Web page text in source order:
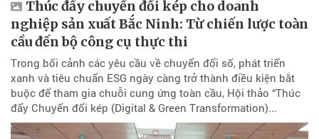
Thúc đẩy chuyển đổi kép cho doanh
nghiệp sản xuất Bắc Ninh: Từ chiến lược toàn
cầu đến bộ công cụ thực thi
Trong bối cảnh các yêu cầu về chuyển đổi số, phát triển
xanh và tiêu chuẩn ESG ngày càng trở thành điều kiện bắt
buộc để tham gia chuỗi cung ứng toàn cầu, Hội thảo “Thúc
đẩy Chuyển đổi kép (Digital & Green Transformation)...